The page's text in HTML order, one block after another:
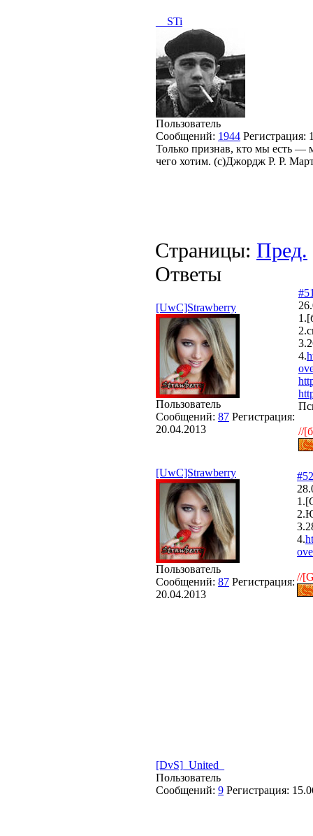
__STi
Пользователь
Сообщений: 1944 Регистрация:
Только признав, кто мы есть —
чего хотим. (с)Джордж Р. Р.
Страницы: Пред.
Ответы
[UwC]Strawberry
Пользователь
Сообщений: 87 Регистрация:
20.04.2013
4.
//
[UwC]Strawberry
Пользователь
Сообщений: 87 Регистрация:
20.04.2013
#52
4.
//
[DvS]_United_
Пользователь
Сообщений: 9 Регистрация: